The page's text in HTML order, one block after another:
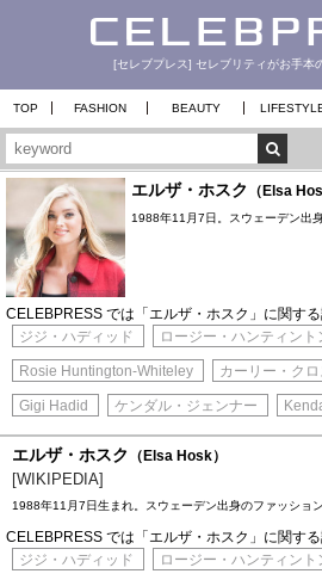
[セレブプレス] セレブリティがお手本
TOP FASHION BEAUTY
エルザ・ホスク （Elsa
1988年11月7日。スウェーデン出
CELEBPRESS では「エルザ・ホスク」に関する
ジジ・ハディッド
ロージー・ハンティン
Rosie Huntington-Whiteley カーリー・クロ
Gigi Hadid ケンダル・ジェンナー
エルザ・ホスク （Elsa Hosk）
[WIKIPEDIA]
1988年11月7日生まれ。スウェーデン出身のファッション
CELEBPRESS では「エルザ・ホスク」に関する
ジジ・ハディッド
ロージー・ハンティン